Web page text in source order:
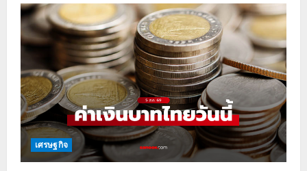
เศรษฐกิจ